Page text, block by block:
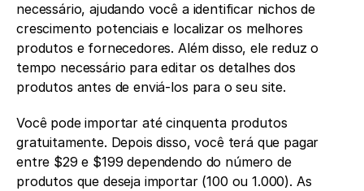
necessário, ajudando você a identificar nichos de
crescimento potenciais e localizar os melhores
produtos e fornecedores. Além disso, ele reduz o
tempo necessário para editar os detalhes dos
produtos antes de enviá-los para o seu site.
Você pode importar até cinquenta produtos
gratuitamente. Depois disso, você terá que pagar
entre $29 e $199 dependendo do número de
produtos que deseja importar (100 ou 1.000). As